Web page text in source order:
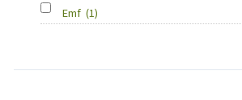
Emf (1)